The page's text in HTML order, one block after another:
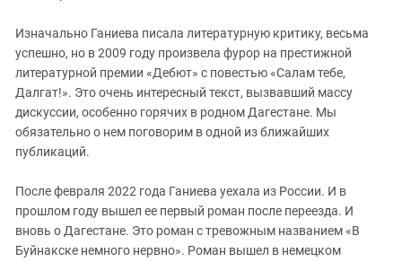
Изначально Ганиева писала литературную критику, весьма
успешно, но в 2009 году произвела фурор на престижной
литературной премии «Дебют» с повестью «Салам тебе,
Далгат!». Это очень интересный текст, вызвавший массу
дискуссии, особенно горячих в родном Дагестане. Мы
обязательно о нем поговорим в одной из ближайших
публикаций.
После февраля 2022 года Ганиева уехала из России. И в
прошлом году вышел ее первый роман после переезда. И
вновь о Дагестане. Это роман с тревожным названием «В
Буйнакске немного нервно». Роман вышел в немецком